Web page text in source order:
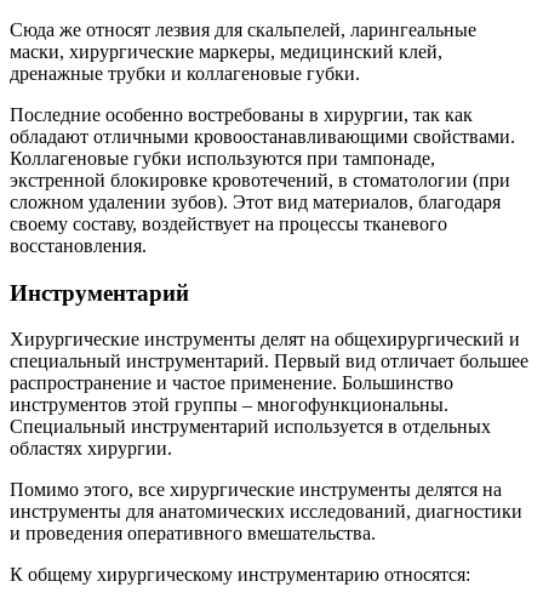
Сюда же относят лезвия для скальпелей, ларингеальные
маски, хирургические маркеры, медицинский клей,
дренажные трубки и коллагеновые губки.
Последние особенно востребованы в хирургии, так как
обладают отличными кровоостанавливающими свойствами.
Коллагеновые губки используются при тампонаде,
экстренной блокировке кровотечений, в стоматологии (при
сложном удалении зубов). Этот вид материалов, благодаря
своему составу, воздействует на процессы тканевого
восстановления.
Инструментарий
Хирургические инструменты делят на общехирургический и
специальный инструментарий. Первый вид отличает большее
распространение и частое применение. Большинство
инструментов этой группы – многофункциональны.
Специальный инструментарий используется в отдельных
областях хирургии.
Помимо этого, все хирургические инструменты делятся на
инструменты для анатомических исследований, диагностики
и проведения оперативного вмешательства.
К общему хирургическому инструментарию относятся: